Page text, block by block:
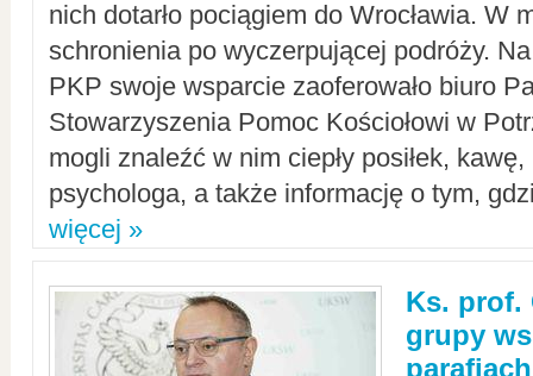
nich dotarło pociągiem do Wrocławia. W
schronienia po wyczerpującej podróży.
PKP swoje wsparcie zaoferowało biuro
Stowarzyszenia Pomoc Kościołowi w
mogli znaleźć w nim ciepły posiłek,
psychologa, a także informację o tym,
więcej »
Ks. prof.
grupy
parafiach